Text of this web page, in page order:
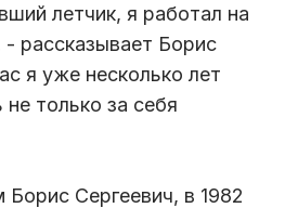
летчик, я работал на
- рассказывает Борис
я уже несколько лет
только за себя
Борис Сергеевич, в 1982